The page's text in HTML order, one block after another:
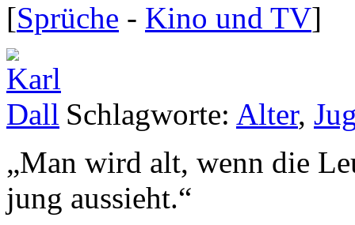
[Sprüche - Kino und TV]
Schlagworte: Alter,
„Man wird alt, wenn die
jung aussieht.“